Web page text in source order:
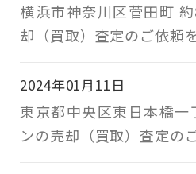
横浜市神奈川区菅田町
却（買取）査定のご依頼
2024年01月11日
東京都中央区東日本橋一
ンの売却（買取）査定の